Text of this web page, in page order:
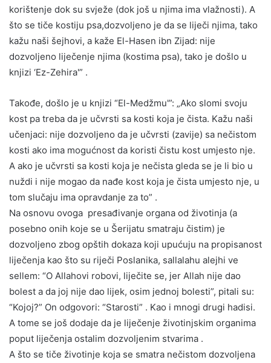
korištenje dok su svježe (dok još u njima ima vlažnosti). A
što se tiče kostiju psa,dozvoljeno je da se liječi njima, tako
kažu naši šejhovi, a kaže El-Hasen ibn Zijad: nije
dozvoljeno liječenje njima (kostima psa), tako je došlo u
knjizi ‘Ez-Zehira'” .
Takođe, došlo je u knjizi “El-Medžmu'”: „Ako slomi svoju
kost pa treba da je učvrsti sa kosti koja je čista. Kažu naši
učenjaci: nije dozvoljeno da je učvrsti (zavije) sa nečistom
kosti ako ima mogućnost da koristi čistu kost umjesto nje.
A ako je učvrsti sa kosti koja je nečista gleda se je li bio u
nuždi i nije mogao da nađe kost koja je čista umjesto nje, u
tom slučaju ima opravdanje za to” .
Na osnovu ovoga presađivanje organa od životinja (a
posebno onih koje se u Šerijatu smatraju čistim) je
dozvoljeno zbog opštih dokaza koji upućuju na propisanost
liječenja kao što su riječi Poslanika, sallalahu alejhi ve
sellem: “O Allahovi robovi, liječite se, jer Allah nije dao
bolest a da joj nije dao lijek, osim jednoj bolesti”, pitali su:
“Kojoj?” On odgovori: “Starosti” . Kao i mnogi drugi hadisi.
A tome se još dodaje da je liječenje životinjskim organima
poput liječenja ostalim dozvoljenim stvarima .
A što se tiče životinje koja se smatra nečistom dozvoljena